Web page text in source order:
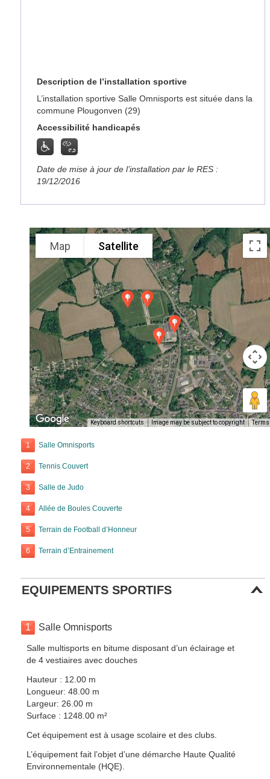
Description de l’installation sportive
L’installation sportive Salle Omnisports est située dans la
commune Plougonven (29)
Accessibilité handicapés
Date de mise à jour de l’installation par le RES :
19/12/2016
Map Satellite
Keyboard shortcuts Image may be subject to copyright Terms
1 Salle Omnisports
2 Tennis Couvert
3 Salle de Judo
4 Allée de Boules Couverte
5 Terrain de Football d’Honneur
6 Terrain d’Entrainement
EQUIPEMENTS SPORTIFS
1 Salle Omnisports
Salle multisports en bitume disposant d’un éclairage et
de 4 vestiaires avec douches
Hauteur : 12.00 m
Longueur: 48.00 m
Largeur: 26.00 m
Surface : 1248.00 m²
Cet équipement est à usage scolaire et des clubs.
L’équipement fait l’objet d’une démarche Haute Qualité
Environnementale (HQE).